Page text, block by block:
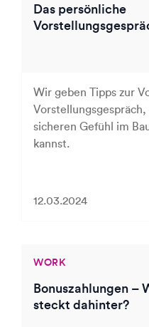
Das persönliche
Wir geben Tipps zur
sicheren Gefühl im
kannst.
12.03.2024
WORK
Bonuszahlungen –
steckt dahinter?